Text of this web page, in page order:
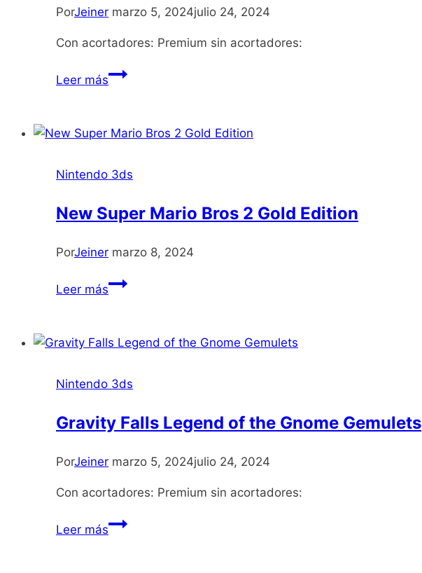
PorJeiner marzo 5, 2024julio 24, 2024
Con acortadores: Premium sin acortadores:
Leer másPes
2024
Nintendo 3ds
New Super Mario Bros 2 Gold Edition
PorJeiner marzo 8, 2024
Leer másNew
Bros
Gold
Nintendo 3ds
Gravity Falls Legend of the Gnome Gemulets
PorJeiner marzo 5, 2024julio 24, 2024
Con acortadores: Premium sin acortadores:
Leer másGravity